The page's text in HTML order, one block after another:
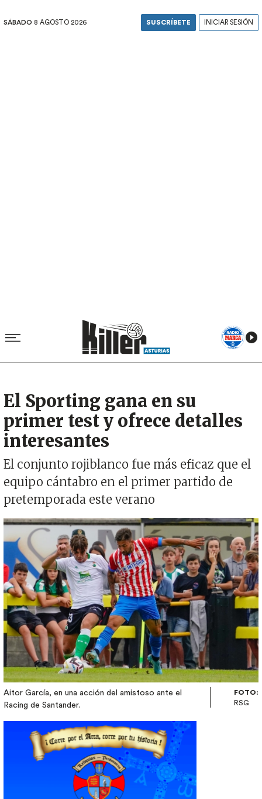
SÁBADO 8 AGOSTO 2026 SUSCRÍBETE INICIAR SESIÓN
El Sporting gana en su
primer test y ofrece detalles
interesantes
El conjunto rojiblanco fue más eficaz que el
equipo cántabro en el primer partido de
pretemporada este verano
Imagen
Aitor García, en una acción del amistoso ante el
Racing de Santander.
FOTO:
RSG